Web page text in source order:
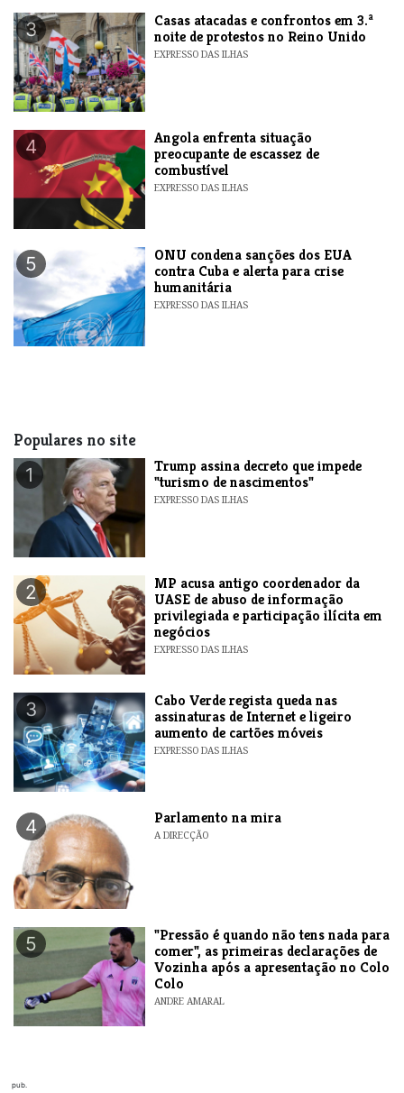
3
Casas atacadas e confrontos em 3.ª
noite de protestos no Reino Unido
EXPRESSO DAS ILHAS
4
Angola enfrenta situação
preocupante de escassez de
combustível
EXPRESSO DAS ILHAS
5
ONU condena sanções dos EUA
contra Cuba e alerta para crise
humanitária
EXPRESSO DAS ILHAS
Populares no site
1
Trump assina decreto que impede
"turismo de nascimentos"
EXPRESSO DAS ILHAS
2
MP acusa antigo coordenador da
UASE de abuso de informação
privilegiada e participação ilícita em
negócios
EXPRESSO DAS ILHAS
3
Cabo Verde regista queda nas
assinaturas de Internet e ligeiro
aumento de cartões móveis
EXPRESSO DAS ILHAS
4 Parlamento na mira
A DIRECÇÃO
5
"Pressão é quando não tens nada para
comer", as primeiras declarações de
Vozinha após a apresentação no Colo
Colo
ANDRE AMARAL
pub.